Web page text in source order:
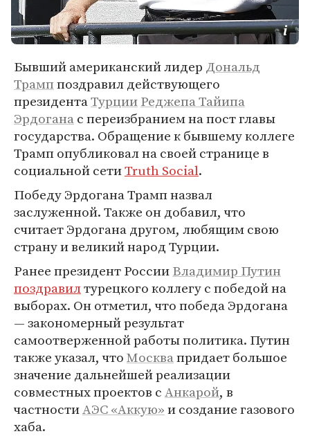
Бывший американский лидер Дональд
Трамппоздравил действующего
президентаТурцииРеджепа Тайипа
Эрдоганас переизбранием на пост главы
государства. Обращение к бывшему коллеге
Трамп опубликовал на своей странице в
социальной сетиTruth Social.
Победу Эрдогана Трамп назвал
заслуженной. Также он добавил, что
считает Эрдогана другом, любящим свою
страну и великий народ Турции.
Ранее президент РоссииВладимир Путин
поздравилтурецкого коллегу с победой на
выборах. Он отметил, что победа Эрдогана
— закономерный результат
самоотверженной работы политика. Путин
также указал, чтоМосквапридает большое
значение дальнейшей реализации
совместных проектов сАнкарой, в
частностиАЭС «Аккую»и создание газового
хаба.